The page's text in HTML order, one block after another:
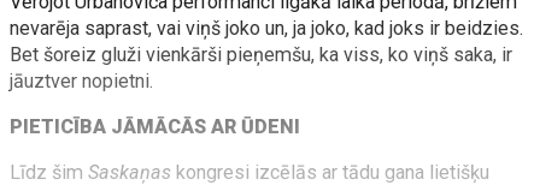
nevarēja saprast, vai viņš joko un, ja joko, kad joks ir beidzies.
Bet šoreiz gluži vienkārši pieņemšu, ka viss, ko viņš saka, ir
jāuztver nopietni.
PIETICĪBA JĀMĀCĀS AR ŪDENI
Līdz šimSaskaņaskongresi izcēlās ar tādu gana lietišķu